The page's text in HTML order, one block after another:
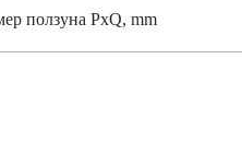
ползуна PxQ, mm